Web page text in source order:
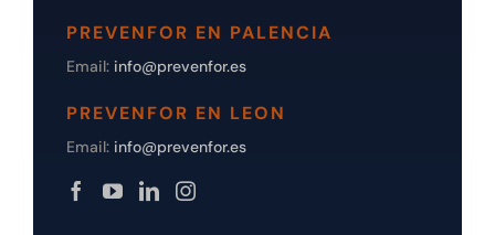
PREVENFOR EN PALENCIA
Email: info@prevenfor.es
PREVENFOR EN LEON
Email: info@prevenfor.es